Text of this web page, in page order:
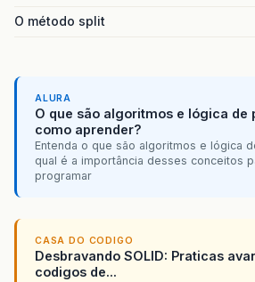
O método split
ALURA
O que são algoritmos e lógica de
como aprender?
Entenda o que são algoritmos e lógica
qual é a importância desses conceitos
programar
CASA DO CODIGO
Desbravando SOLID: Praticas
codigos de...